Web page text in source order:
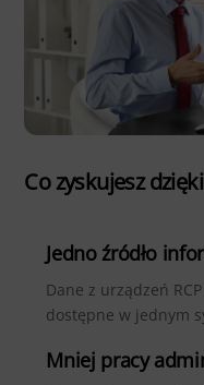
Co zyskujesz
Jedno źródło
Dane z urządzeń
dostępne w jednym
Mniej pracy